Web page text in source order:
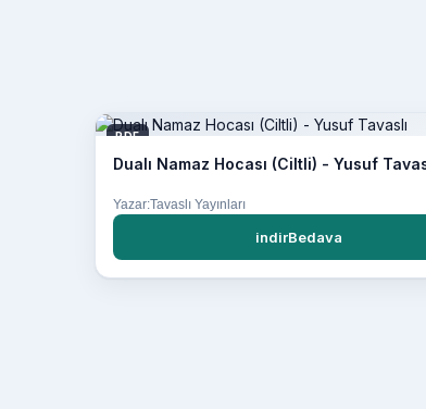
PDF
Dualı Namaz Hocası (Ciltli) - Yusuf
Yazar:Tavaslı Yayınları
indirBedava